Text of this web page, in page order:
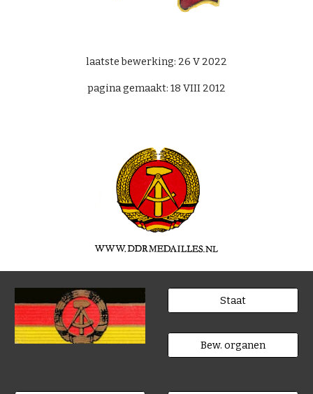
laatste bewerking: 26 V 2022
pagina gemaakt: 18 VIII 2012
Staat
Bew. organen